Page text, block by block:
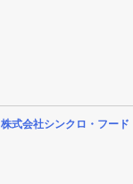
株式会社シンクロ・フード